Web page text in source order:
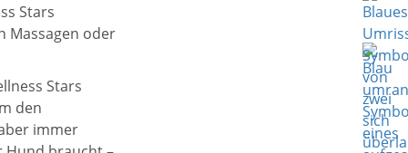
Stars
Massagen oder
Stars
den
immer